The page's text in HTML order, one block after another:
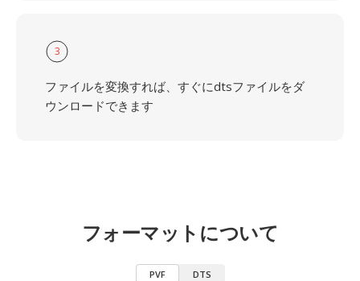
3
ファイルを変換すれば、すぐにdtsファイルをダ
ウンロードできます
フォーマットについて
PVF DTS